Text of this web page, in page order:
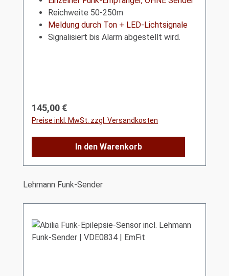
Reichweite 50-250m
Meldung durch Ton + LED-Lichtsignale
Signalisiert bis Alarm abgestellt wird.
Regulärer Preis:
145,00 €
Preise inkl. MwSt. zzgl. Versandkosten
In den Warenkorb
Produktgalerie überspringen
Lehmann Funk-Sender